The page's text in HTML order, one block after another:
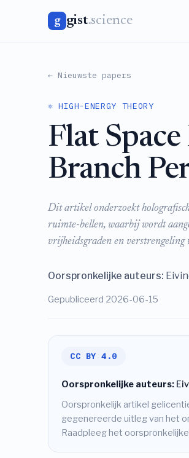
g gist.science
← Nieuwste papers
⚛️ HIGH-ENERGY THEORY
Flat
Branch
Dit artikel onderzoekt
ruimte-bellen, waarbij wordt
vrijheidsgraden en verstrengeling
Oorspronkelijke auteurs:
Gepubliceerd 2026-06-15
CC BY 4.0
Oorspronkelijke auteurs:
Oorspronkelijk artikel
gegenereerde uitleg van het
Raadpleeg het